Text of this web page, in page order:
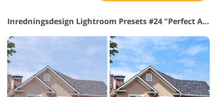
Inredningsdesign Lightroom Presets #24 "Perfect Aqua"